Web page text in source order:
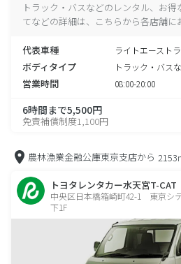
トラック・バスなどのレンタル、お
てなどの詳細は、こちらから各店舗に
代表車種 ライトエースト
ボディタイプ トラック・バス
営業時間 08:00-20:00
6時間まで5,500円
免責補償制度1,100円
農林漁業金融公庫東京支店から
トヨタレンタカー水天宮T-CAT
中央区日本橋箱崎町42-1 東京シ
下1F